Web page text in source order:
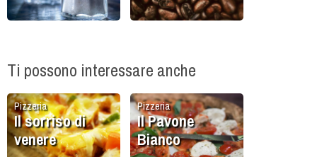
Ti possono interessare anche
Pizzeria
Il sorriso di
venere
Pizzeria
Il Pavone
Bianco